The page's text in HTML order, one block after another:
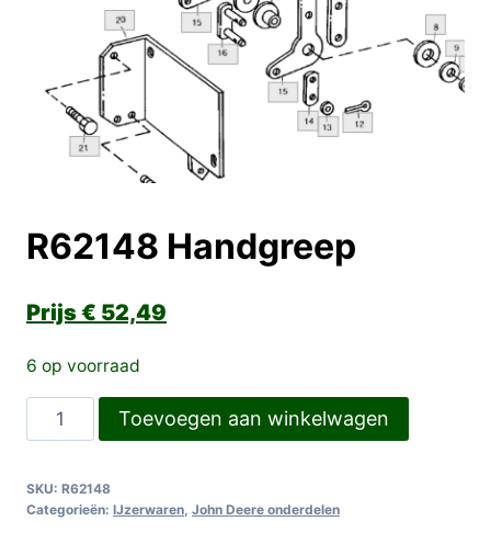
R62148 Handgreep
€ 52,49
6 op voorraad
R62148
Handgreep
Toevoegen aan winkelwagen
SKU: R62148
Categorieën: IJzerwaren John Deere onderdelen